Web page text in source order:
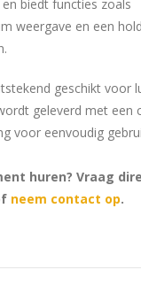
biedt functies zoals
weergave en een
geschikt voor
geleverd met een
voor eenvoudig
huren? Vraag
neem contact op.